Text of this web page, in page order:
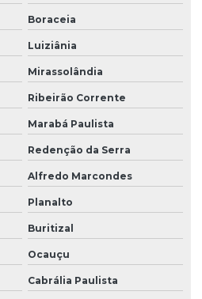
Boraceia
Luiziânia
Mirassolândia
Ribeirão Corrente
Marabá Paulista
Redenção da Serra
Alfredo Marcondes
Planalto
Buritizal
Ocauçu
Cabrália Paulista